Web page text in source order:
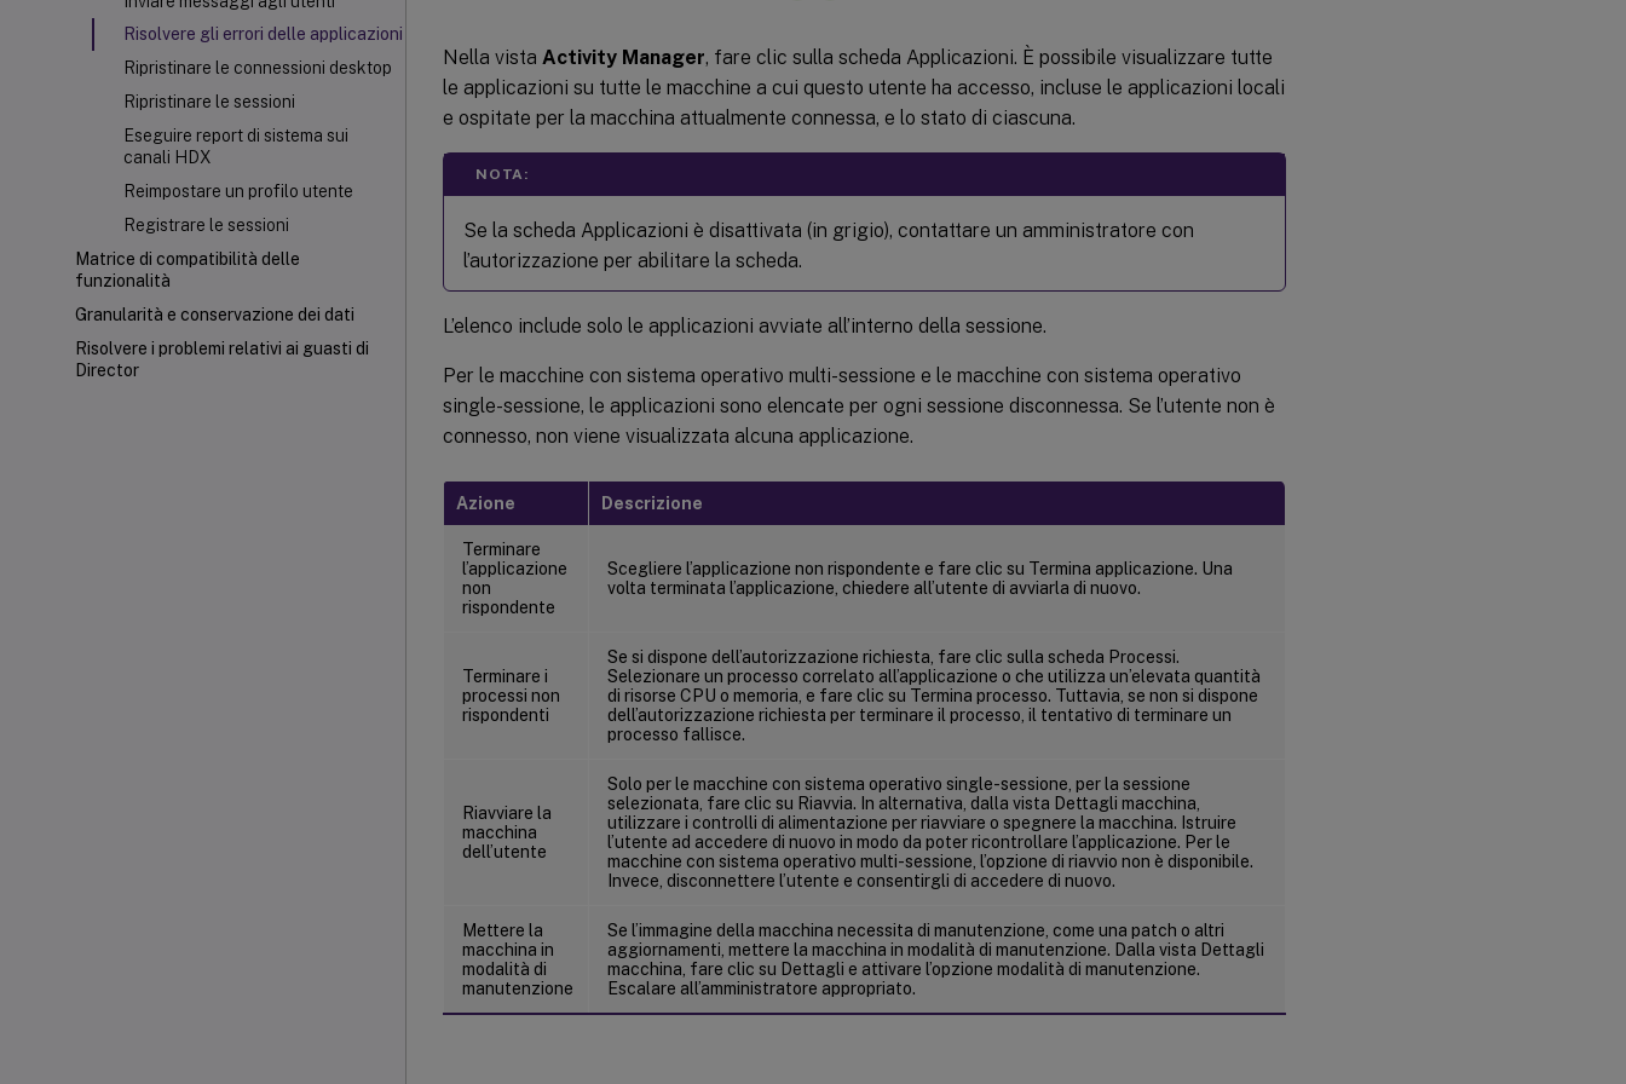
Risolvere gli errori delle applicazioni
Ripristinare le connessioni desktop
Ripristinare le sessioni
Eseguire report di sistema sui
canali HDX
Reimpostare un profilo utente
Registrare le sessioni
Matrice di compatibilità delle
funzionalità
Granularità e conservazione dei dati
Risolvere i problemi relativi ai guasti di
Director
Nella vista Activity Manager, fare clic sulla scheda Applicazioni. È possibile visualizzare tutte
le applicazioni su tutte le macchine a cui questo utente ha accesso, incluse le applicazioni locali
e ospitate per la macchina attualmente connessa, e lo stato di ciascuna.
NOTA:
Se la scheda Applicazioni è disattivata (in grigio), contattare un amministratore con
l’autorizzazione per abilitare la scheda.
L’elenco include solo le applicazioni avviate all’interno della sessione.
Per le macchine con sistema operativo multi-sessione e le macchine con sistema operativo
single-sessione, le applicazioni sono elencate per ogni sessione disconnessa. Se l’utente non è
connesso, non viene visualizzata alcuna applicazione.
Azione Descrizione
Terminare
l’applicazione
non
rispondente
Scegliere l’applicazione non rispondente e fare clic su Termina applicazione. Una
volta terminata l’applicazione, chiedere all’utente di avviarla di nuovo.
Terminare i
processi non
rispondenti
Se si dispone dell’autorizzazione richiesta, fare clic sulla scheda Processi.
Selezionare un processo correlato all’applicazione o che utilizza un’elevata quantità
di risorse CPU o memoria, e fare clic su Termina processo. Tuttavia, se non si dispone
dell’autorizzazione richiesta per terminare il processo, il tentativo di terminare un
processo fallisce.
Riavviare la
macchina
dell’utente
Solo per le macchine con sistema operativo single-sessione, per la sessione
selezionata, fare clic su Riavvia. In alternativa, dalla vista Dettagli macchina,
utilizzare i controlli di alimentazione per riavviare o spegnere la macchina. Istruire
l’utente ad accedere di nuovo in modo da poter ricontrollare l’applicazione. Per le
macchine con sistema operativo multi-sessione, l’opzione di riavvio non è disponibile.
Invece, disconnettere l’utente e consentirgli di accedere di nuovo.
Mettere la
macchina in
modalità di
manutenzione
Se l’immagine della macchina necessita di manutenzione, come una patch o altri
aggiornamenti, mettere la macchina in modalità di manutenzione. Dalla vista Dettagli
macchina, fare clic su Dettagli e attivare l’opzione modalità di manutenzione.
Escalare all’amministratore appropriato.